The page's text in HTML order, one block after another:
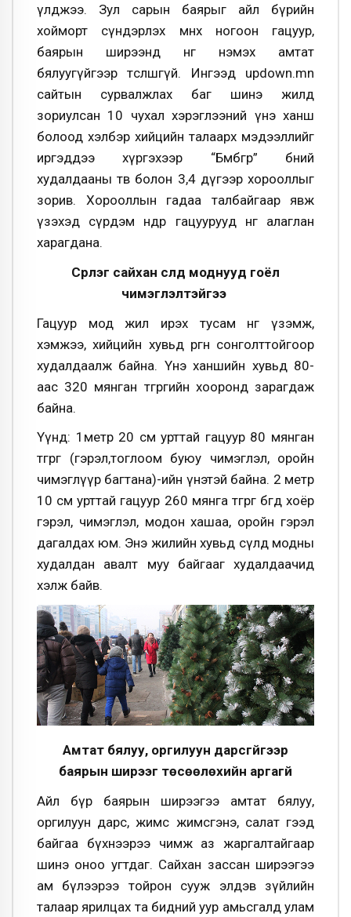
үлджээ. Зул сарын баярыг айл бүрийн
хойморт сүндэрлэх мөнх ногоон гацуур,
баярын ширээнд өнгө нэмэх амтат
бялуугүйгээр төсөөлөшгүй. Ингээд updown.mn
сайтын сурвалжлах баг шинэ жилд
зориулсан 10 чухал хэрэглээний үнэ ханш
болоод хэлбэр хийцийн талаарх мэдээллийг
иргэддээ хүргэхээр “Бөмбөгөр” бөөний
худалдааны төв болон 3,4 дүгээр хорооллыг
зорив. Хорооллын гадаа талбайгаар явж
үзэхэд сүрдэм өндөр гацуурууд өнгө алаглан
харагдана.
Сүрлэг сайхан сүлд моднууд гоёл
чимэглэлтэйгээ
Гацуур мод жил ирэх тусам өнгө үзэмж,
хэмжээ, хийцийн хувьд өргөн сонголттойгоор
худалдаалж байна. Үнэ ханшийн хувьд 80-
аас 320 мянган төгрөгийн хооронд зарагдаж
байна.
Үүнд: 1метр 20 см урттай гацуур 80 мянган
төгрөг (гэрэл,тоглоом буюу чимэглэл, оройн
чимэглүүр багтана)-ийн үнэтэй байна. 2 метр
10 см урттай гацуур 260 мянга төгрөг бөгөөд хоёр
гэрэл, чимэглэл, модон хашаа, оройн гэрэл
дагалдах юм. Энэ жилийн хувьд сүлд модны
худалдан авалт муу байгааг худалдаачид
хэлж байв.
Амтат бялуу, оргилуун дарсгүйгээр
баярын ширээг төсөөлөхийн аргагүй
Айл бүр баярын ширээгээ амтат бялуу,
оргилуун дарс, жимс жимсгэнэ, салат гээд
байгаа бүхнээрээ чимж аз жаргалтайгаар
шинэ оноо угтдаг. Сайхан зассан ширээгээ
ам бүлээрээ тойрон сууж элдэв зүйлийн
талаар ярилцах та бидний уур амьсгалд улам